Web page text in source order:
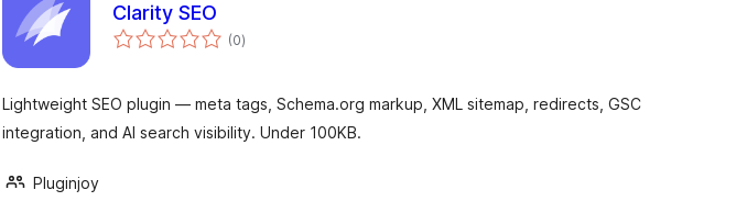
Clarity SEO
(0ຄະແນນ
ທັງໝົດ
)
Lightweight SEO plugin — meta tags, Schema.org markup, XML sitemap, redirects, GSC
integration, and AI search visibility. Under 100KB.
Pluginjoy